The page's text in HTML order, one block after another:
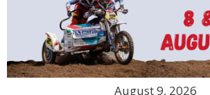
August 9, 2026